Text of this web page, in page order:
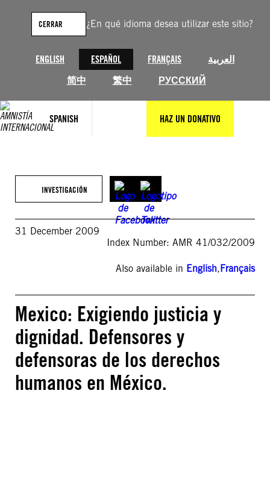
¿En qué idioma desea utilizar este sitio?
ENGLISH ESPAÑOL FRANÇAIS
العربية
简中
繁中 РУССКИЙ
CERRAR
SPANISH HAZ UN DONATIVO
contenido
INVESTIGACIÓN
31 December 2009
Index Number: AMR 41/032/2009
Also available in English,Français
Mexico: Exigiendo justicia y
dignidad. Defensores y
defensoras de los derechos
humanos en México.